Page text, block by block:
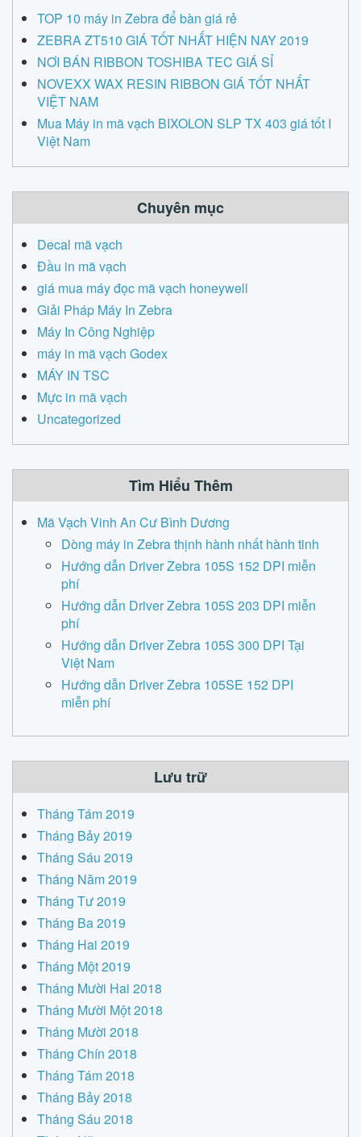
TOP 10 máy in Zebra để bàn giá rẻ
ZEBRA ZT510 GIÁ TỐT NHẤT HIỆN NAY 2019
NƠI BÁN RIBBON TOSHIBA TEC GIÁ SỈ
NOVEXX WAX RESIN RIBBON GIÁ TỐT NHẤT
VIỆT NAM
Mua Máy in mã vạch BIXOLON SLP TX 403 giá tốt I
Việt Nam
Chuyên mục
Decal mã vạch
Đầu in mã vạch
giá mua máy đọc mã vạch honeywell
Giải Pháp Máy In Zebra
Máy In Công Nghiệp
máy in mã vạch Godex
MÁY IN TSC
Mực in mã vạch
Uncategorized
Tìm Hiểu Thêm
Mã Vạch Vinh An Cư Bình Dương
Dòng máy in Zebra thịnh hành nhất hành tinh
Hướng dẫn Driver Zebra 105S 152 DPI miễn
phí
Hướng dẫn Driver Zebra 105S 203 DPI miễn
phí
Hướng dẫn Driver Zebra 105S 300 DPI Tại
Việt Nam
Hướng dẫn Driver Zebra 105SE 152 DPI
miễn phí
Lưu trữ
Tháng Tám 2019
Tháng Bảy 2019
Tháng Sáu 2019
Tháng Năm 2019
Tháng Tư 2019
Tháng Ba 2019
Tháng Hai 2019
Tháng Một 2019
Tháng Mười Hai 2018
Tháng Mười Một 2018
Tháng Mười 2018
Tháng Chín 2018
Tháng Tám 2018
Tháng Bảy 2018
Tháng Sáu 2018